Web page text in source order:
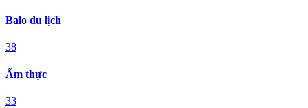
Balo du lịch
38
Ẩm thực
33